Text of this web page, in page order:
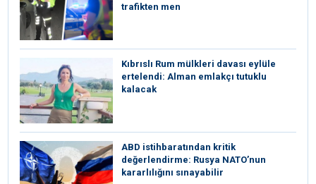
trafikten men
Kıbrıslı Rum mülkleri davası eylüle
ertelendi: Alman emlakçı tutuklu
kalacak
ABD istihbaratından kritik
değerlendirme: Rusya NATO’nun
kararlılığını sınayabilir